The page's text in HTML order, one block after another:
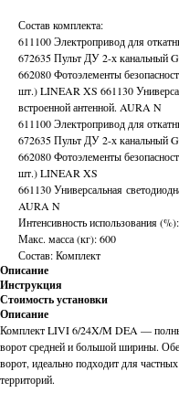
Состав комплекта:
611100 Электропривод для
672635 Пульт ДУ 2-х канальный
662080 Фотоэлементы
шт.) LINEAR XS 661130
встроенной антенной. AURA N
611100 Электропривод для
672635 Пульт ДУ 2-х канальный
662080 Фотоэлементы
шт.) LINEAR XS
661130 Универсальная
AURA N
Интенсивность использования
Макс. масса (кг): 600
Состав: Комплект
Описание
Инструкция
Стоимость установки
Описание
Комплект LIVI 6/24X/M DEA —
ворот средней и большой ширины.
ворот, идеально подходит для
территорий.